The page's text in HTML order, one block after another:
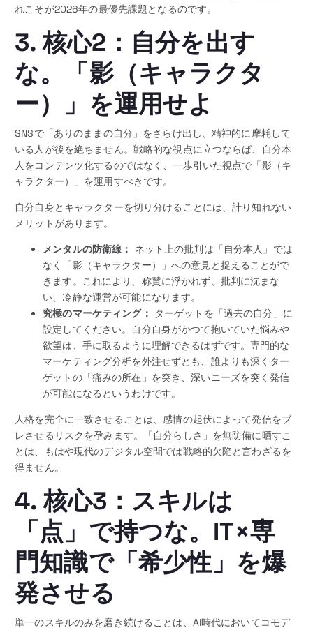
れこそが2026年の最優先課題となるのです。
3. 核心2：自分を出す
な。「影（キャラクタ
ー）」を運用せよ
SNSで「ありのままの自分」をさらけ出し、精神的に摩耗して
いる人が後を絶ちません。戦略的な視点に立つならば、自分本
人をコンテンツ化するのではなく、一歩引いた視点で「影（キ
ャラクター）」を運用すべきです。
自分自身とキャラクターを切り分けることには、計り知れない
メリットがあります。
メンタルの防衛線：
ネット上の批判は「自分本人」では
なく「影（キャラクター）」への意見と捉えることがで
きます。これにより、称賛に浮かれず、批判に沈まな
い、冷静な運営が可能になります。
究極のマーケティング：
ターゲットを「過去の自分」に
設定してください。自分自身がかつて抱いていた悩みや
欲望は、手に取るように理解できるはずです。専門的な
マーケティング分析を外注せずとも、誰よりも深くター
ゲットの「痛みの所在」を突き、深いニーズを突く発信
が可能になるというわけです。
人格を完全に一致させることは、感情の起伏によって発信をブ
レさせるリスクを孕みます。「自分らしさ」を無防備に晒すこ
とは、もはや現代のデジタル空間では戦略的欠陥と言わざるを
得ません。
4. 核心3：スキルは
「点」で持つな。IT×専
門知識で「希少性」を爆
発させる
単一のスキルのみを磨き続けることは、AI時代においてコモデ